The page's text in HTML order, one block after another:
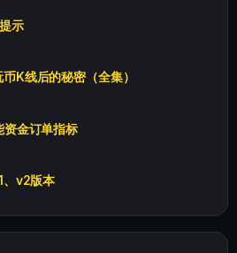
示
币K线后的秘密（全集）
金订单指标
、v2版本